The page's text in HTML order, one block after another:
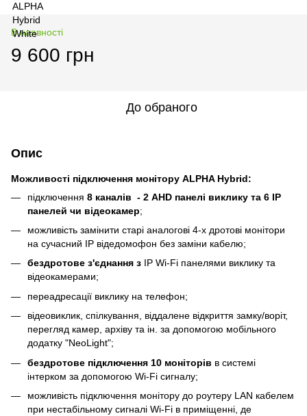
В наявності
9 600 грн
До обраного
Опис
Можливості підключення монітору ALPHA Hybrid:
підключення 8 каналів - 2 AHD панелі виклику та 6 IP
панелей чи відеокамер;
можливість замінити старі аналогові 4-х дротові монітори
на сучасний IP відедомофон без заміни кабелю;
бездротове з'єднання з IP Wi-Fi панелями виклику та
відеокамерами;
переадресації виклику на телефон;
відеовиклик, спілкування, віддалене відкриття замку/воріт,
перегляд камер, архіву та ін. за допомогою мобільного
додатку "NeoLight";
бездротове підключення 10 моніторів в системі
інтерком за допомогою Wi-Fi сигналу;
можливість підключення монітору до роутеру LAN кабелем
при нестабільному сигналі Wi-Fi в приміщенні, де